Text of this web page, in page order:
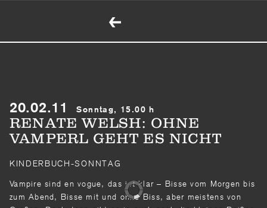
20.02.11 Sonntag, 15.00 h
RENATE WELSH: OHNE
VAMPERL GEHT ES NICHT
KINDERBUCH-SONNTAG
Vampire sind en vogue, das ist klar – Bisse vom Morgen bis
zum Abend, Bisse mit und ohne Biss, aber meistens von